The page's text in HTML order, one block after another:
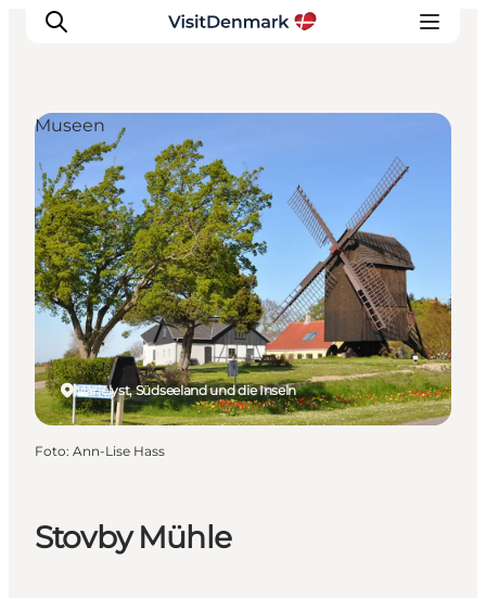
Inspiration
Regionen
Erlebnisse
Unterkünfte
Reiseplanung
Stovby Mühle
Marielyst, Südseeland und die Inseln
Museen
Foto: Ann-Lise Hass